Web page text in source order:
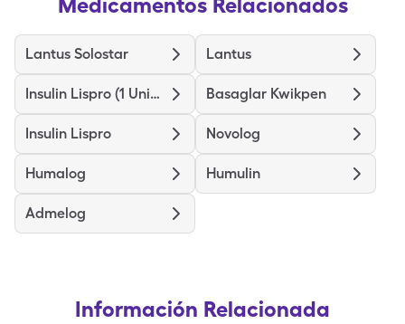
Lantus Solostar Lantus
Insulin Lispro (1 Unit Dial) Basaglar Kwikpen
Insulin Lispro Novolog
Humalog Humulin
Admelog
Información Relacionada